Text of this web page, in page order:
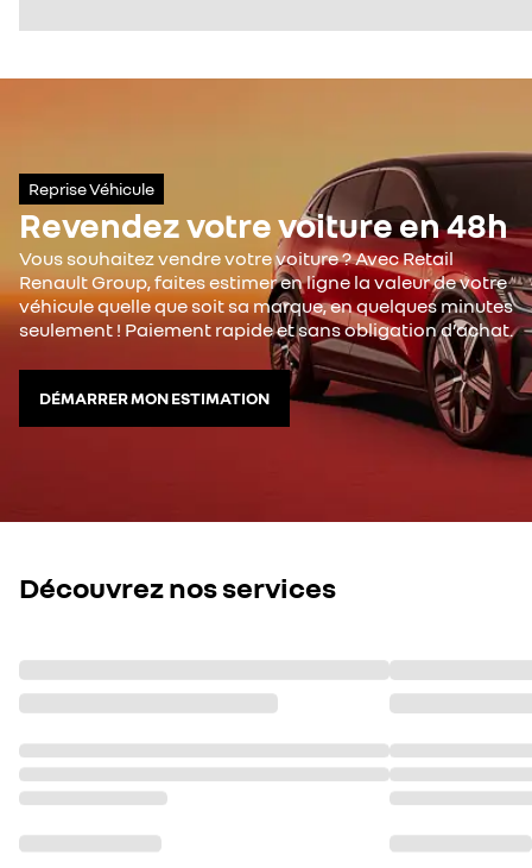
Reprise Véhicule
Revendez votre voiture en 48h
Vous souhaitez vendre votre voiture ? Avec Retail
Renault Group, faites estimer en ligne la valeur de votre
véhicule quelle que soit sa marque, en quelques minutes
seulement ! Paiement rapide et sans obligation d’achat.
DÉMARRER MON ESTIMATION
Découvrez nos services